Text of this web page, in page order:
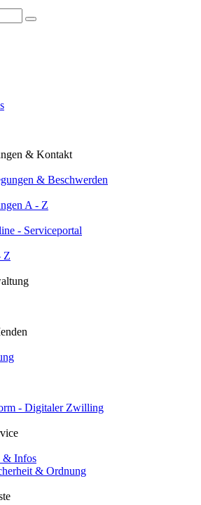
& Kontakt
& Beschwerden
A - Z
- Serviceportal
Z
- Digitaler Zwilling
& Infos
& Ordnung